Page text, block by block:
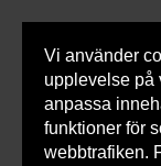
Vi använder
upplevelse på
anpassa
funktioner för
webbtrafiken.
Du
Armatec >